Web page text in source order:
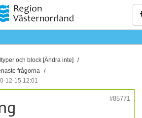
och block [Ändra inte]
frågorna
12-15 12:01
#85771